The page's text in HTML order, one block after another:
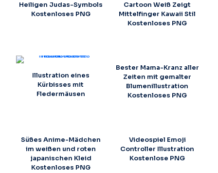
Heiligen Judas-Symbols
Kostenloses PNG
Cartoon Weiß Zeigt
Mittelfinger Kawaii Stil
Kostenloses PNG
Illustration eines
Kürbisses mit
Fledermäusen
Bester Mama-Kranz aller
Zeiten mit gemalter
Blumenillustration
Kostenloses PNG
Süßes Anime-Mädchen
im weißen und roten
japanischen Kleid
Kostenloses PNG
Videospiel Emoji
Controller Illustration
Kostenlose PNG